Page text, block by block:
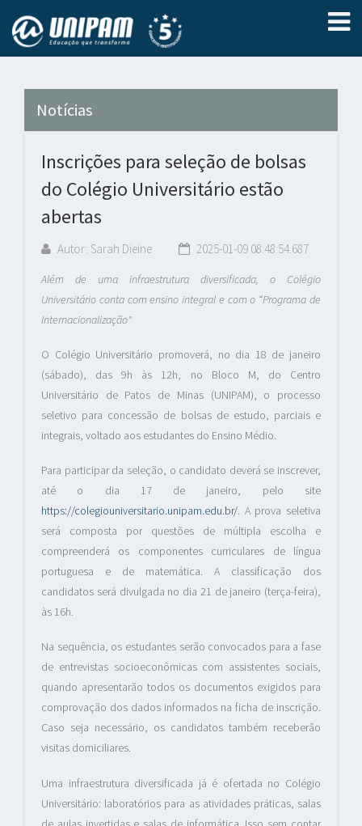
Notícias
Inscrições para seleção de bolsas
do Colégio Universitário estão
abertas
Autor: Sarah Dieine 2025-01-09 08:48:54.687
Além de uma infraestrutura diversificada, o Colégio
Universitário conta com ensino integral e com o “Programa de
Internacionalização"
O Colégio Universitário promoverá, no dia 18 de janeiro
(sábado), das 9h às 12h, no Bloco M, do Centro
Universitário de Patos de Minas (UNIPAM), o processo
seletivo para concessão de bolsas de estudo, parciais e
integrais, voltado aos estudantes do Ensino Médio.
Para participar da seleção, o candidato deverá se inscrever,
até o dia 17 de janeiro, pelo site
https://colegiouniversitario.unipam.edu.br/. A prova seletiva
será composta por questões de múltipla escolha e
compreenderá os componentes curriculares de língua
portuguesa e de matemática. A classificação dos
candidatos será divulgada no dia 21 de janeiro (terça-feira),
às 16h.
Na sequência, os estudantes serão convocados para a fase
de entrevistas socioeconômicas com assistentes sociais,
quando apresentarão todos os documentos exigidos para
comprovação dos dados informados na ficha de inscrição.
Caso seja necessário, os candidatos também receberão
visitas domiciliares.
Uma infraestrutura diversificada já é ofertada no Colégio
Universitário: laboratórios para as atividades práticas, salas